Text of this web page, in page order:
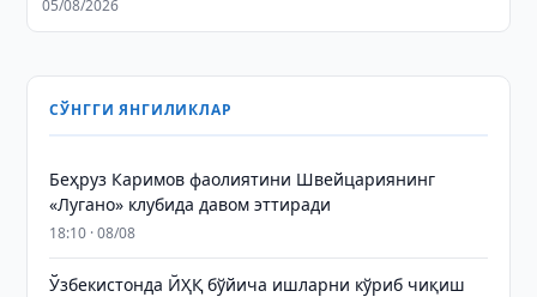
05/08/2026
СЎНГГИ ЯНГИЛИКЛАР
Беҳруз Каримов фаолиятини Швейцариянинг
«Лугано» клубида давом эттиради
18:10 · 08/08
Ўзбекистонда ЙҲҚ бўйича ишларни кўриб чиқиш